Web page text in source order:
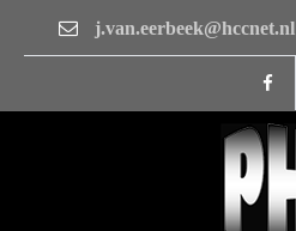
j.van.eerbeek@hccnet.nl